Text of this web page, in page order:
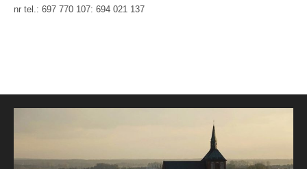
nr tel.: 697 770 107: 694 021 137